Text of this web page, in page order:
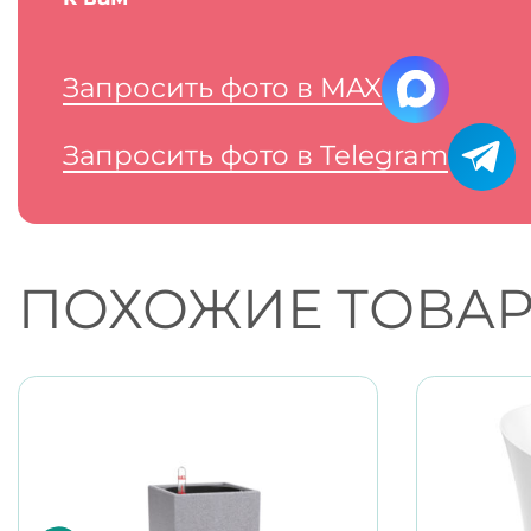
Запросить фото в MAX
Запросить фото в Telegram
ПОХОЖИЕ